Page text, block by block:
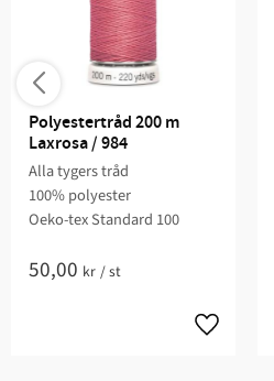
Polyestertråd 200 m
Laxrosa / 984
Alla tygers tråd
100% polyester
Oeko-tex Standard 100
50,00 kr /st